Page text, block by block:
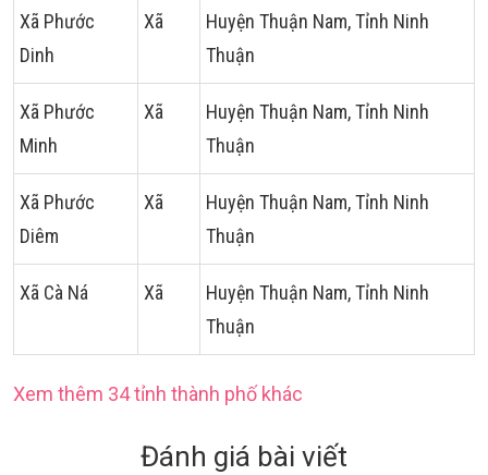
Xã Phước
Dinh
Xã
Huyện Thuận Nam, Tỉnh Ninh
Thuận
Xã Phước
Minh
Xã
Huyện Thuận Nam, Tỉnh Ninh
Thuận
Xã Phước
Diêm
Xã
Huyện Thuận Nam, Tỉnh Ninh
Thuận
Xã Cà Ná Xã
Huyện Thuận Nam, Tỉnh Ninh
Thuận
Xem thêm 34 tỉnh thành phố khác
Đánh giá bài viết